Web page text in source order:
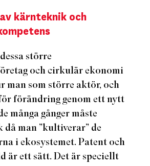
kärnteknik och
större
och cirkulär ekonomi
man som större aktör, och
förändring genom ett nytt
många gånger måste
man ”kultiverar” de
i ekosystemet. Patent och
är ett sätt. Det är speciellt